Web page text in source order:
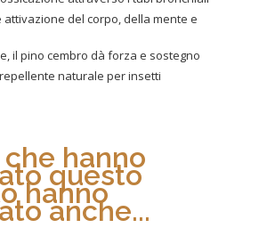
del corpo, della mente e
il pino cembro dà forza e sostegno
naturale per insetti
hanno
questo
hanno
anche...